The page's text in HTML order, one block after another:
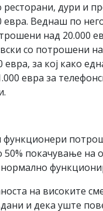
дури и
Веднаш по
над 20.000
со потрошени
за кој како
евра за
50% покачување на
на високите
и дека уште